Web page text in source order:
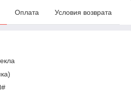
Оплата Условия возврата